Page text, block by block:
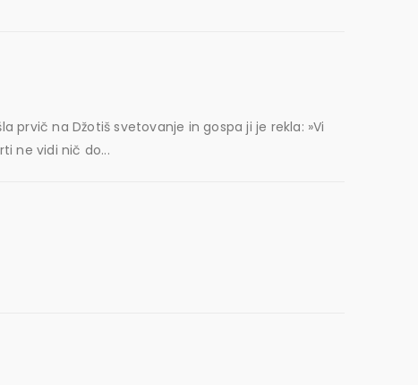
prvič na Džotiš svetovanje in gospa ji je rekla: »Vi
ne vidi nič do...